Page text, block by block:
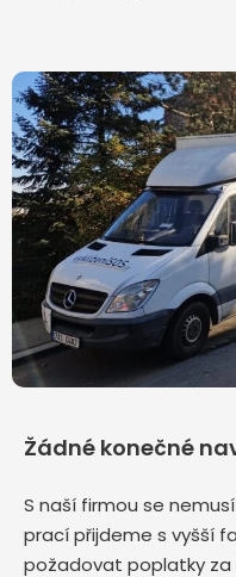
Žádné konečné
S naší firmou se
prací přijdeme s vyšší
požadovat poplatky za